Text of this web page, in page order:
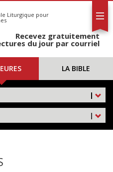
Liturgique pour
Recevez gratuitement
du jour par courriel
LA BIBLE
|
|